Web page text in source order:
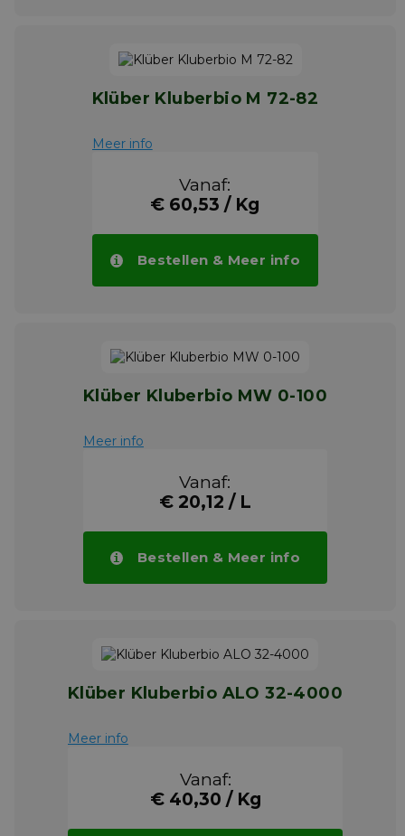
Klüber Kluberbio M 72-82
Meer info
Vanaf:
€ 60,53 / Kg
Bestellen & Meer info
Klüber Kluberbio MW 0-100
Meer info
Vanaf:
€ 20,12 / L
Bestellen & Meer info
Klüber Kluberbio ALO 32-4000
Meer info
Vanaf:
€ 40,30 / Kg